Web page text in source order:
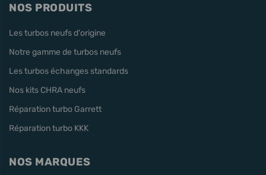
NOS PRODUITS
Les turbos neufs d'origine
Notre gamme de turbos neufs
Les turbos échanges standards
Nos kits CHRA neufs
Réparation turbo Garrett
Réparation turbo KKK
NOS MARQUES